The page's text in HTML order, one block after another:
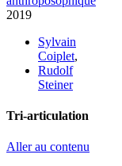
2019
Sylvain
Coiplet,
Rudolf
Steiner
Tri-articulation
Aller au contenu